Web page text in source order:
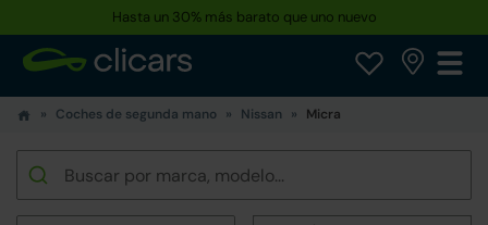
Hasta un 30% más barato que uno nuevo
Coches de segunda mano Nissan Micra